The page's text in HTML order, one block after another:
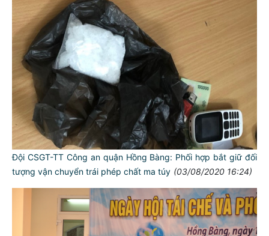
Đội CSGT-TT Công an quận Hồng Bàng: Phối hợp bắt giữ đối
tượng vận chuyển trái phép chất ma túy (03/08/2020 16:24)